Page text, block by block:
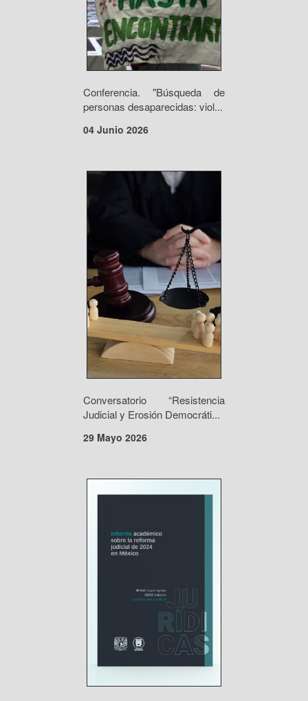
Conferencia. "Búsqueda de
personas desaparecidas: viol...
04 Junio 2026
Conversatorio “Resistencia
Judicial y Erosión Democráti...
29 Mayo 2026